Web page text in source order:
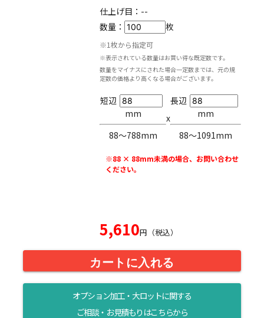
仕上げ目： --
数量：
枚
※1枚から指定可
※表示されている数量はお買い得な既定数です。
数量をマイナスにされた場合一定数までは、元の規
定数の価格より高くなる場合がございます。
短辺
mm
88〜788mm
x
長辺
mm
88〜1091mm
※88 × 88mm未満の場合、お問い合わせ
ください。
5,610円（税込）
カートに入れる
オプション加工・大ロットに関する
ご相談・お見積もりはこちらから